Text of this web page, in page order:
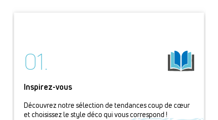
01.
Inspirez-vous
Découvrez notre sélection de tendances coup de cœur
et choisissez le style déco qui vous correspond !